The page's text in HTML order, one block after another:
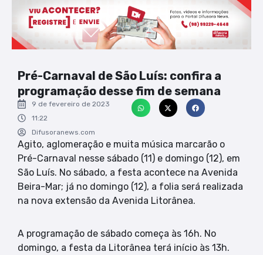
Pré-Carnaval de São Luís: confira a
programação desse fim de semana
9 de fevereiro de 2023
11:22
Difusoranews.com
Agito, aglomeração e muita música marcarão o
Pré-Carnaval nesse sábado (11) e domingo (12), em
São Luís. No sábado, a festa acontece na Avenida
Beira-Mar; já no domingo (12), a folia será realizada
na nova extensão da Avenida Litorânea.
A programação de sábado começa às 16h. No
domingo, a festa da Litorânea terá início às 13h.